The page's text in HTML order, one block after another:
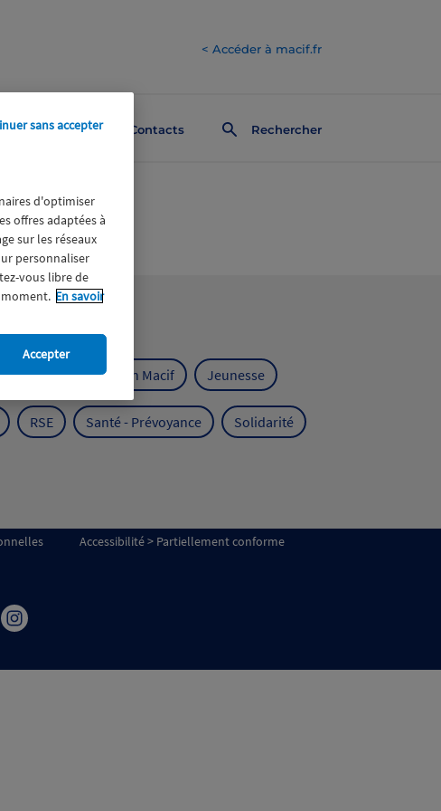
< Accéder à macif.fr
Contacts Rechercher
clients Fondation Macif Jeunesse
RSE Santé - Prévoyance Solidarité
Accessibilité > Partiellement conforme
d'optimiser
offres adaptées à
sur les réseaux
personnaliser
vous libre de
moment. En savoir
sans accepter
Accepter